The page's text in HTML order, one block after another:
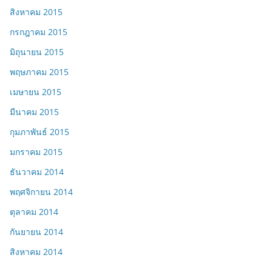
สิงหาคม 2015
กรกฎาคม 2015
มิถุนายน 2015
พฤษภาคม 2015
เมษายน 2015
มีนาคม 2015
กุมภาพันธ์ 2015
มกราคม 2015
ธันวาคม 2014
พฤศจิกายน 2014
ตุลาคม 2014
กันยายน 2014
สิงหาคม 2014